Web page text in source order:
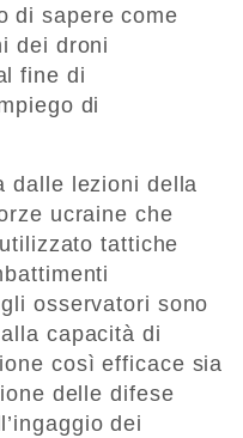
di sapere come
dei droni
fine di
di
dalle lezioni della
ucraine che
tattiche
osservatori sono
capacità di
così efficace sia
delle difese
dei